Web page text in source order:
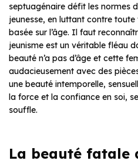
septuagénaire défit les normes
jeunesse, en luttant contre
basée sur l’âge. Il faut
jeunisme est un véritable fléau
beauté n’a pas d’âge et cette
audacieusement avec des
une beauté intemporelle,
la force et la confiance en soi,
souffle.
La beauté fatale